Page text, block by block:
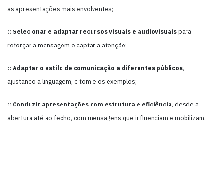
as apresentações mais envolventes;
:: Selecionar e adaptar recursos visuais e audiovisuaispara
reforçar a mensagem e captar a atenção;
:: Adaptar o estilo de comunicação a diferentes públicos,
ajustando a linguagem, o tom e os exemplos;
:: Conduzir apresentações com estrutura e eficiência, desde a
abertura até ao fecho, com mensagens que influenciam e mobilizam.